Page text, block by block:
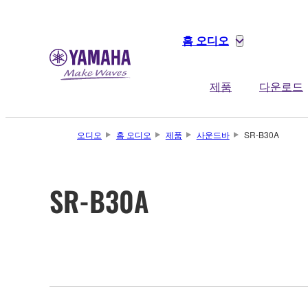
홈 오디오
제품 다운로드
오디오 홈 오디오 제품 사운드바 SR-B30A
SR-B30A